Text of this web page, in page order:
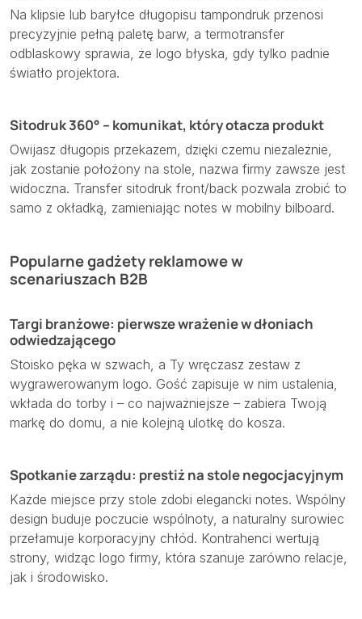
Na klipsie lub baryłce długopisu tampondruk przenosi
precyzyjnie pełną paletę barw, a termotransfer
odblaskowy sprawia, że logo błyska, gdy tylko padnie
światło projektora.
Sitodruk 360° – komunikat, który otacza produkt
Owijasz długopis przekazem, dzięki czemu niezależnie,
jak zostanie położony na stole, nazwa firmy zawsze jest
widoczna. Transfer sitodruk front/back pozwala zrobić to
samo z okładką, zamieniając notes w mobilny bilboard.
Popularne gadżety reklamowe w
scenariuszach B2B
Targi branżowe: pierwsze wrażenie w dłoniach
odwiedzającego
Stoisko pęka w szwach, a Ty wręczasz zestaw z
wygrawerowanym logo. Gość zapisuje w nim ustalenia,
wkłada do torby i – co najważniejsze – zabiera Twoją
markę do domu, a nie kolejną ulotkę do kosza.
Spotkanie zarządu: prestiż na stole negocjacyjnym
Każde miejsce przy stole zdobi elegancki notes. Wspólny
design buduje poczucie wspólnoty, a naturalny surowiec
przełamuje korporacyjny chłód. Kontrahenci wertują
strony, widząc logo firmy, która szanuje zarówno relacje,
jak i środowisko.